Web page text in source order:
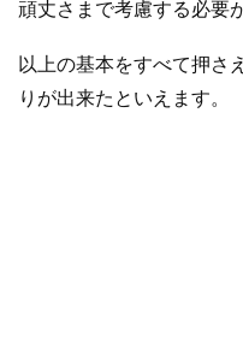
頑丈さまで考慮する必要
以上の基本をすべて押さ
りが出来たといえます。